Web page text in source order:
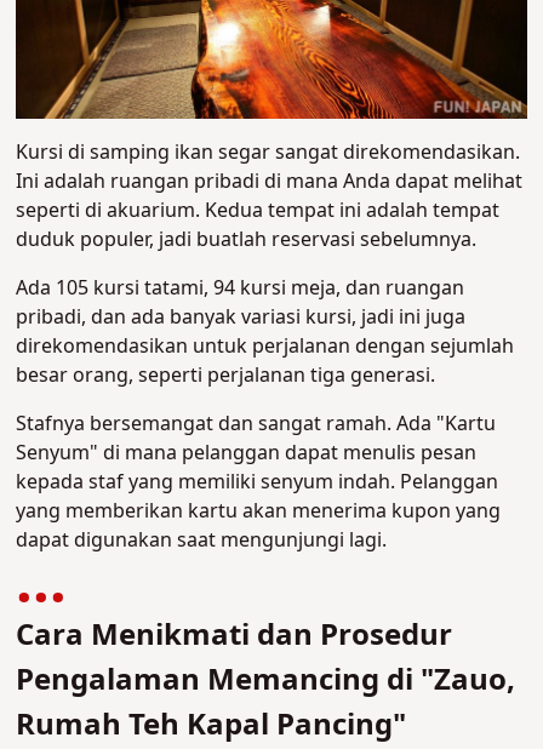
Kursi di samping ikan segar sangat direkomendasikan.
Ini adalah ruangan pribadi di mana Anda dapat melihat
seperti di akuarium. Kedua tempat ini adalah tempat
duduk populer, jadi buatlah reservasi sebelumnya.
Ada 105 kursi tatami, 94 kursi meja, dan ruangan
pribadi, dan ada banyak variasi kursi, jadi ini juga
direkomendasikan untuk perjalanan dengan sejumlah
besar orang, seperti perjalanan tiga generasi.
Stafnya bersemangat dan sangat ramah. Ada "Kartu
Senyum" di mana pelanggan dapat menulis pesan
kepada staf yang memiliki senyum indah. Pelanggan
yang memberikan kartu akan menerima kupon yang
dapat digunakan saat mengunjungi lagi.
Cara Menikmati dan Prosedur
Pengalaman Memancing di "Zauo,
Rumah Teh Kapal Pancing"